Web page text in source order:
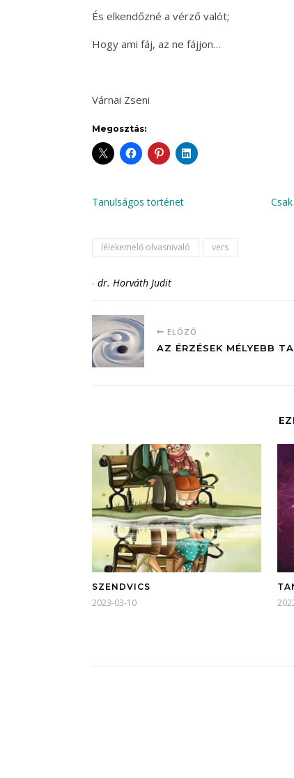
És elkendőzné a vérző valót;
Hogy ami fáj, az ne fájjon…
Várnai Zseni
Megosztás:
Tanulságos történet
lélekemelő olvasnivaló vers
- dr. Horváth Judit
ELŐZŐ
AZ ÉRZÉSEK MÉLYEBB
SZENDVICS
2023-03-10